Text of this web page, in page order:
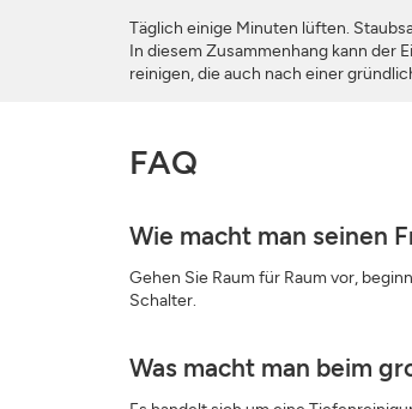
Täglich einige Minuten lüften.
In diesem Zusammenhang kann der
reinigen, die auch nach einer
FAQ
Wie macht man seinen
Gehen Sie Raum für Raum vor,
Schalter.
Was macht man beim